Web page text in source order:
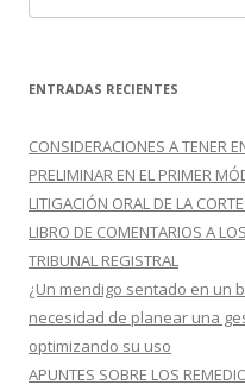
u
c
r
:
ENTRADAS RECIENTES
CONSIDERACIONES A TENER
PRELIMINAR EN EL PRIMER
LITIGACIÓN ORAL DE LA
LIBRO DE COMENTARIOS A
TRIBUNAL REGISTRAL
¿Un mendigo sentado en un
necesidad de planear una
optimizando su uso
APUNTES SOBRE LOS